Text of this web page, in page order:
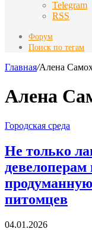
Telegram
RSS
Форум
Поиск по тегам
Главная/Алена
Алена
Городская среда
Не только
девелоперам
питомцев
04.01.2026